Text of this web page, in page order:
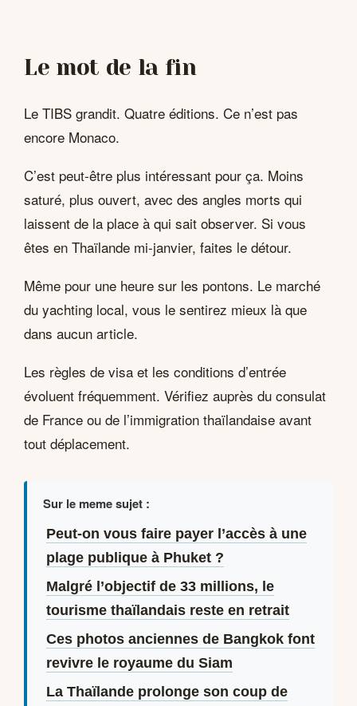
Le mot de la fin
Le TIBS grandit. Quatre éditions. Ce n’est pas
encore Monaco.
C’est peut-être plus intéressant pour ça. Moins
saturé, plus ouvert, avec des angles morts qui
laissent de la place à qui sait observer. Si vous
êtes en Thaïlande mi-janvier, faites le détour.
Même pour une heure sur les pontons. Le marché
du yachting local, vous le sentirez mieux là que
dans aucun article.
Les règles de visa et les conditions d’entrée
évoluent fréquemment. Vérifiez auprès du consulat
de France ou de l’immigration thaïlandaise avant
tout déplacement.
Sur le meme sujet :
Peut-on vous faire payer l’accès à une
plage publique à Phuket ?
Malgré l’objectif de 33 millions, le
tourisme thaïlandais reste en retrait
Ces photos anciennes de Bangkok font
revivre le royaume du Siam
La Thaïlande prolonge son coup de